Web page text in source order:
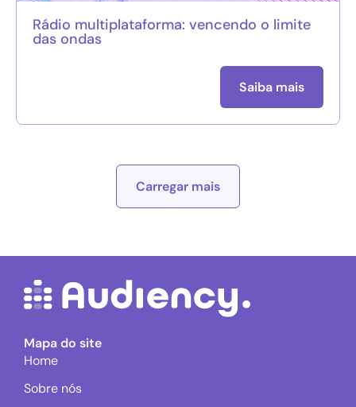
Rádio multiplataforma: vencendo o limite
das ondas
Saiba mais
Carregar mais
Mapa do site
Home
Sobre nós